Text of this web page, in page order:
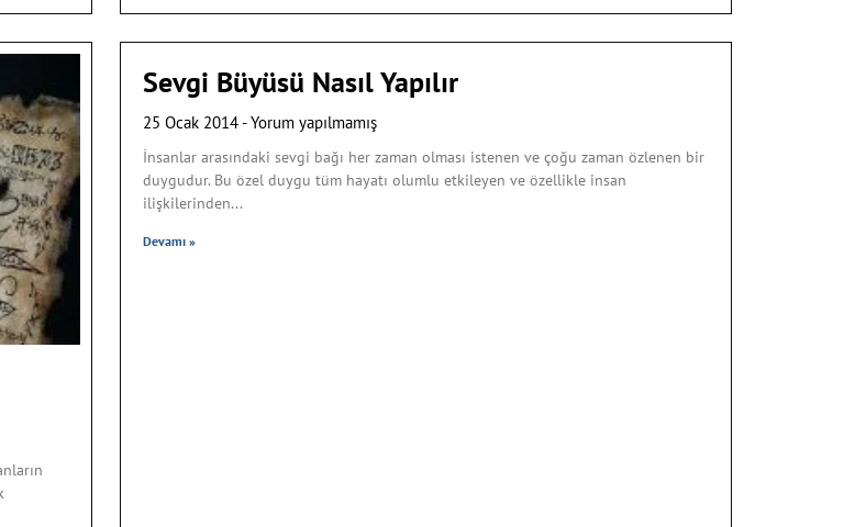
Sevgi Büyüsü Nasıl Yapılır
25 Ocak 2014 Yorum yapılmamış
İnsanlar arasındaki sevgi bağı her zaman olması istenen ve çoğu zaman özlenen bir
duygudur. Bu özel duygu tüm hayatı olumlu etkileyen ve özellikle insan
ilişkilerinden
Devamı »